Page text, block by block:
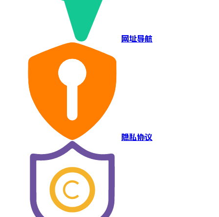
网址导航
隐私协议